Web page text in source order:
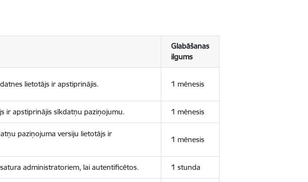
Glabāšanas
ilgums
lietotājs ir apstiprinājis. 1 mēnesis
ir apstiprinājis sīkdatņu paziņojumu. 1 mēnesis
paziņojuma versiju lietotājs ir
1 mēnesis
administratoriem, lai autentificētos. 1 stunda